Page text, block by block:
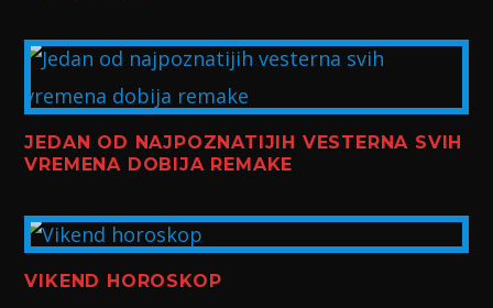
JEDAN OD NAJPOZNATIJIH VESTERNA SVIH
VREMENA DOBIJA REMAKE
VIKEND HOROSKOP